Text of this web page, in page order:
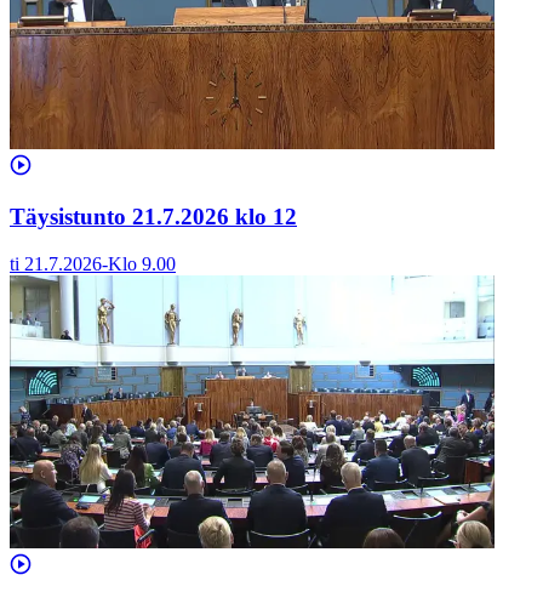
Täysistunto 21.7.2026 klo 12
ti 21.7.2026-Klo 9.00